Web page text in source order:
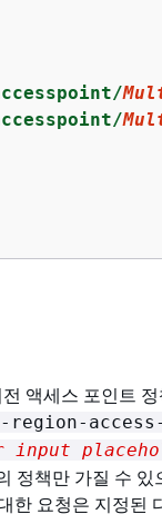
액세스 포인트
input
정책만 가질 수 있
한 요청은 지정된